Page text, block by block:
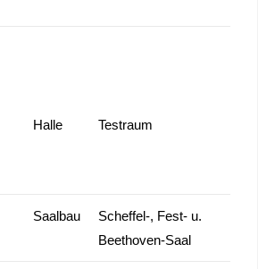
Halle Testraum
Saalbau
Scheffel-, Fest- u.
Beethoven-Saal